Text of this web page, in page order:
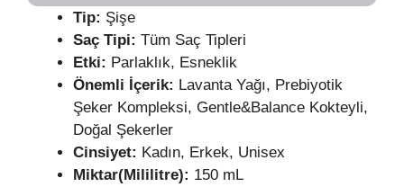
Tip: Şişe
Saç Tipi: Tüm Saç Tipleri
Etki: Parlaklık, Esneklik
Önemli İçerik: Lavanta Yağı, Prebiyotik
Şeker Kompleksi, Gentle&Balance Kokteyli,
Doğal Şekerler
Cinsiyet: Kadın, Erkek, Unisex
Miktar(Mililitre): 150 mL